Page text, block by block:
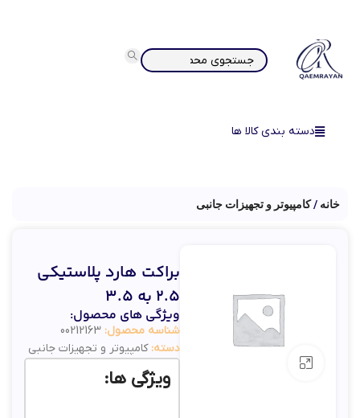
دسته بندی کالا ها
خانه کامپیوتر و تجهیزات جانبی
براکت هارد پلاستیکی
2.5 به 3.5
ویژگی های محصول:
شناسه محصول: 00212163
دسته: کامپیوتر و تجهیزات جانبی
ویژگی ها: